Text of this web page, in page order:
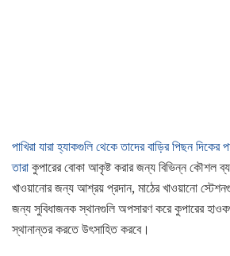
পাখিরা যারা হ্যাকগুলি থেকে তাদের বাড়ির পিছন দিকের
তারা কুপারের বোকা আকৃষ্ট করার জন্য বিভিন্ন কৌশল
খাওয়ানোর জন্য আশ্রয় প্রদান, মাঠের খাওয়ানো
জন্য সুবিধাজনক স্থানগুলি অপসারণ করে কুপারের
স্থানান্তর করতে উৎসাহিত করবে।